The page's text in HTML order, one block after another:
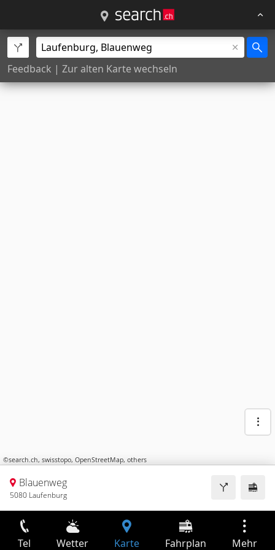
Feedback | Zur alten Karte wechseln
©search.ch, swisstopo, OpenStreetMap, others
Blauenweg
5080 Laufenburg
Tel Wetter Karte Fahrplan Mehr